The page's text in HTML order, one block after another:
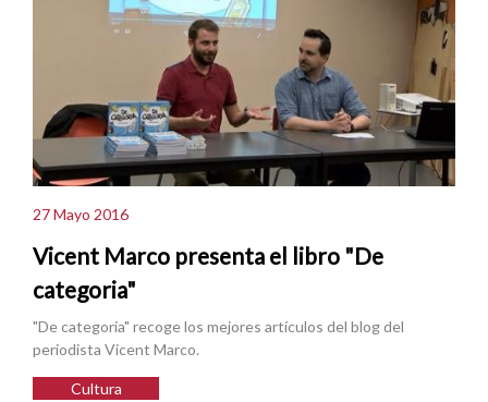
27 Mayo 2016
Vicent Marco presenta el libro "De
categoria"
"De categoria" recoge los mejores artículos del blog del
periodista Vicent Marco.
Cultura